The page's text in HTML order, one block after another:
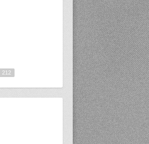
212